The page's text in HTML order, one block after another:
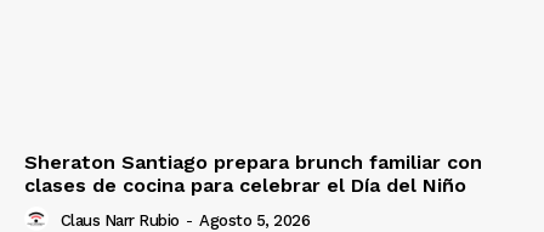
Sheraton Santiago prepara brunch familiar con
clases de cocina para celebrar el Día del Niño
Claus Narr Rubio - Agosto 5, 2026